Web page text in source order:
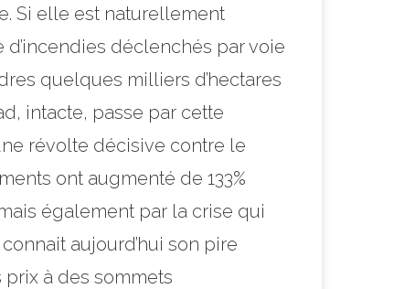
Si elle est naturellement
déclenchés par voie
quelques milliers d’hectares
intacte, passe par cette
révolte décisive contre le
ont augmenté de 133%
également par la crise qui
aujourd’hui son pire
à des sommets